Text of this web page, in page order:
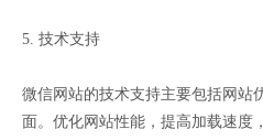
5. 技术支持
微信网站的技术支持主要包括网站
面。优化网站性能，提高加载速度